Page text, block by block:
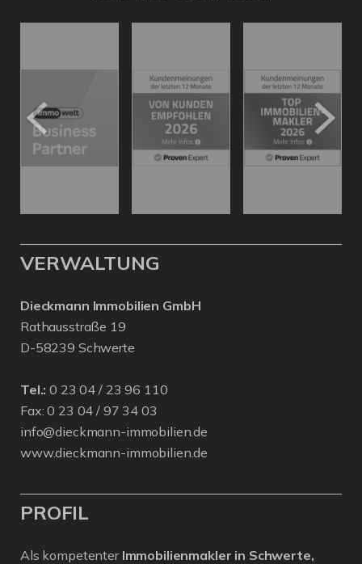
VERWALTUNG
Dieckmann Immobilien GmbH
Rathausstraße 19
D-58239 Schwerte
Tel.: 0 23 04 / 23 96 110
Fax: 0 23 04 / 97 34 03
info@dieckmann-immobilien.de
www.dieckmann-immobilien.de
PROFIL
Als kompetenter Immobilienmakler in Schwerte,